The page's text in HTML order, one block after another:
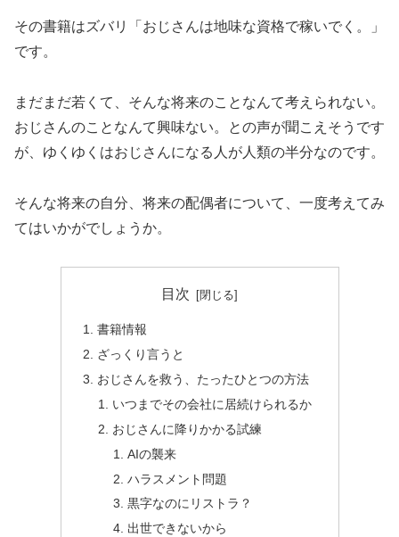
その書籍はズバリ「おじさんは地味な資格で稼いでく。」
です。
まだまだ若くて、そんな将来のことなんて考えられない。
おじさんのことなんて興味ない。との声が聞こえそうです
が、ゆくゆくはおじさんになる人が人類の半分なのです。
そんな将来の自分、将来の配偶者について、一度考えてみ
てはいかがでしょうか。
目次
書籍情報
ざっくり言うと
おじさんを救う、たったひとつの方法
いつまでその会社に居続けられるか
おじさんに降りかかる試練
AIの襲来
ハラスメント問題
黒字なのにリストラ？
出世できないから